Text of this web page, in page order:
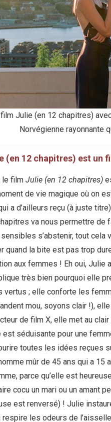
Julie (en 12 chapitres)
Norvégienne rayonnante
(en 12 chapitres) est un
le film Julie (en 12 chapitres)
de vie magique où on
a d’ailleurs reçu (à juste
va nous permettre de
s’abstenir, tout
la bite est pas trop
aux femmes ! Eh oui, Julie
très bien pourquoi elle
vertus ; elle conforte les
mou, soyons clair !),
de film X, elle met au
est séduisante pour une
toutes les idées reçues
mûr de 45 ans qui a 15
parce qu’elle est
cocu un mari ou un amant
est renversé) ! Julie
respire les odeurs de